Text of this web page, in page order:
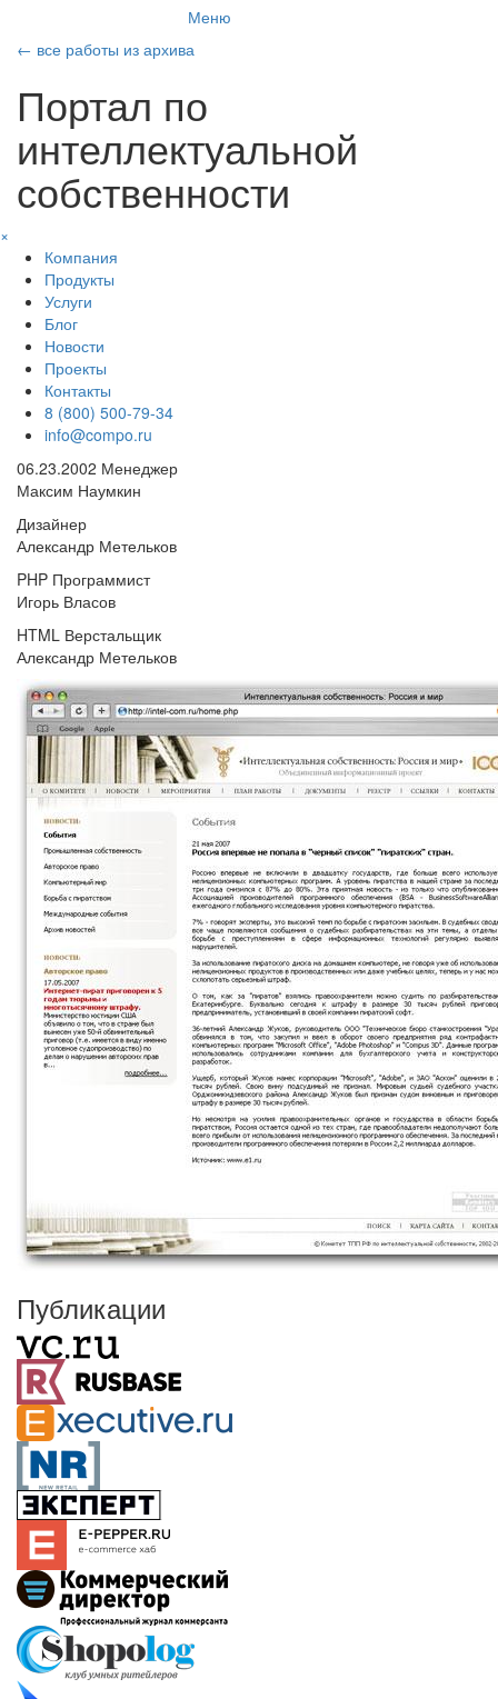
Меню
← все работы из архива
Портал по
интеллектуальной
собственности
×
Компания
Продукты
Услуги
Блог
Новости
Проекты
Контакты
8 (800) 500-79-34
info@compo.ru
06.23.2002 Менеджер
Максим Наумкин
Дизайнер
Александр Метельков
PHP Программист
Игорь Власов
HTML Верстальщик
Александр Метельков
Публикации